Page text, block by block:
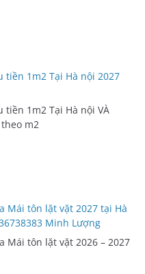
1m2 Tại Hà nội 2027
1m2 Tại Hà nội VÀ
m2
Mái tôn lặt vặt 2027 tại Hà
Minh Lượng
Mái tôn lặt vặt 2026 – 2027